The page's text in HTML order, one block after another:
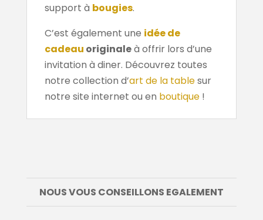
support à bougies.
C’est également une idée de
cadeau originaleà offrir lors d’une
invitation à diner. Découvrez toutes
notre collection d’art de la tablesur
notre site internet ou en boutique!
NOUS VOUS CONSEILLONS EGALEMENT